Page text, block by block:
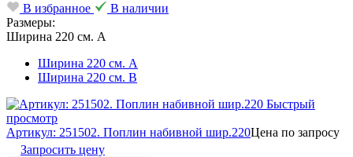
В избранное
В наличии
Размеры:
Ширина 220 см. А
Ширина 220 см. А
Ширина 220 см. В
Быстрый
просмотр
Артикул: 251502. Поплин набивной шир.220Цена по запросу
Запросить цену